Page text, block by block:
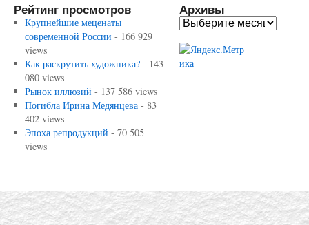
Рейтинг просмотров
Крупнейшие меценаты
современной России - 166 929
views
Как раскрутить художника?- 143
080 views
Рынок иллюзий - 137 586 views
Погибла Ирина Медянцева- 83
402 views
Эпоха репродукций - 70 505
views
Архивы